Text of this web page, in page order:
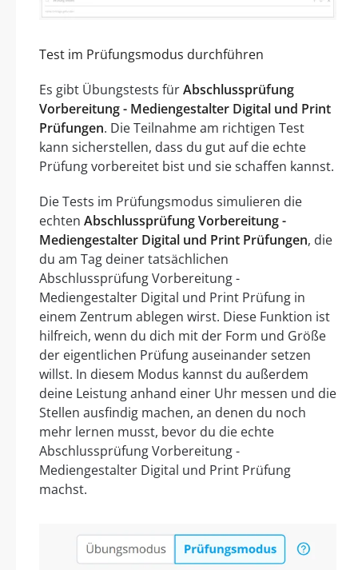
Test im Prüfungsmodus durchführen
Es gibt Übungstests fürAbschlussprüfung
Vorbereitung - Mediengestalter Digital und Print
Prüfungen. Die Teilnahme am richtigen Test
kann sicherstellen, dass du gut auf die echte
Prüfung vorbereitet bist und sie schaffen kannst.
Die Tests im Prüfungsmodus simulieren die
echten Abschlussprüfung Vorbereitung -
Mediengestalter Digital und Print Prüfungen, die
du am Tag deiner tatsächlichen
Abschlussprüfung Vorbereitung -
Mediengestalter Digital und Print Prüfung in
einem Zentrum ablegen wirst. Diese Funktion ist
hilfreich, wenn du dich mit der Form und Größe
der eigentlichen Prüfung auseinander setzen
willst. In diesem Modus kannst du außerdem
deine Leistung anhand einer Uhr messen und die
Stellen ausfindig machen, an denen du noch
mehr lernen musst, bevor du die echte
Abschlussprüfung Vorbereitung -
Mediengestalter Digital und Print Prüfung
machst.